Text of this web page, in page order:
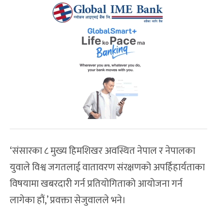
‘संसारका ८ मुख्य हिमशिखर अवस्थित नेपाल र नेपालका
युवाले विश्व जगतलाई वातावरण संरक्षणको अपर्हिहार्यताका
विषयामा खबरदारी गर्न प्रतियोगिताको आयोजना गर्न
लागेका हौं,’ प्रवक्ता सेजुवालले भने।